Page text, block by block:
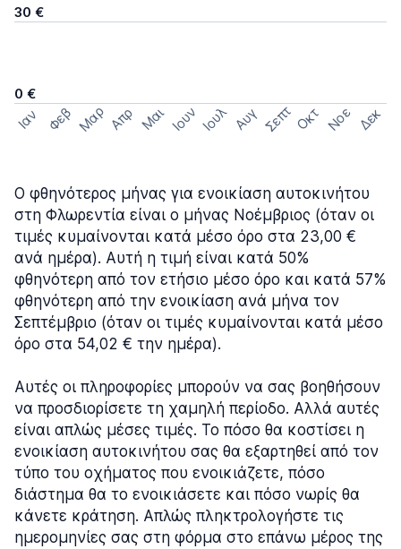
30 €
0 €
Ιαν Φεβ Μαρ Απρ Μαι Ιουν Ιουλ Αυγ Σεπτ Οκτ Νοε Δεκ
Ο φθηνότερος μήνας για ενοικίαση αυτοκινήτου
στη Φλωρεντία είναι ο μήνας Νοέμβριος (όταν οι
τιμές κυμαίνονται κατά μέσο όρο στα 23,00 €
ανά ημέρα). Αυτή η τιμή είναι κατά 50%
φθηνότερη από τον ετήσιο μέσο όρο και κατά 57%
φθηνότερη από την ενοικίαση ανά μήνα τον
Σεπτέμβριο (όταν οι τιμές κυμαίνονται κατά μέσο
όρο στα 54,02 € την ημέρα).
Αυτές οι πληροφορίες μπορούν να σας βοηθήσουν
να προσδιορίσετε τη χαμηλή περίοδο. Αλλά αυτές
είναι απλώς μέσες τιμές. Το πόσο θα κοστίσει η
ενοικίαση αυτοκινήτου σας θα εξαρτηθεί από τον
τύπο του οχήματος που ενοικιάζετε, πόσο
διάστημα θα το ενοικιάσετε και πόσο νωρίς θα
κάνετε κράτηση. Απλώς πληκτρολογήστε τις
ημερομηνίες σας στη φόρμα στο επάνω μέρος της